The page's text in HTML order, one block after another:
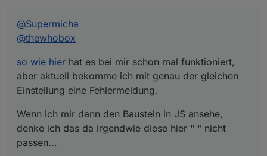
Javascript Adapter 4.1.13
@Supermicha
@thewhobox
so wie hier hat es bei mir schon mal funktioniert,
aber aktuell bekomme ich mit genau der gleichen
Einstellung eine Fehlermeldung.
Wenn ich mir dann den Baustein in JS ansehe,
denke ich das da irgendwie diese hier " " nicht
passen...